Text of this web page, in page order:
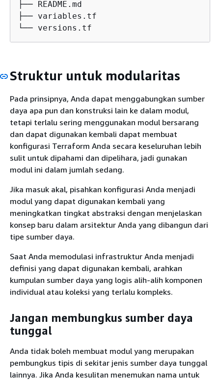
├── README.md
├── variables.tf
└── versions.tf
Struktur untuk modularitas
Pada prinsipnya, Anda dapat menggabungkan sumber
daya apa pun dan konstruksi lain ke dalam modul,
tetapi terlalu sering menggunakan modul bersarang
dan dapat digunakan kembali dapat membuat
konfigurasi Terraform Anda secara keseluruhan lebih
sulit untuk dipahami dan dipelihara, jadi gunakan
modul ini dalam jumlah sedang.
Jika masuk akal, pisahkan konfigurasi Anda menjadi
modul yang dapat digunakan kembali yang
meningkatkan tingkat abstraksi dengan menjelaskan
konsep baru dalam arsitektur Anda yang dibangun dari
tipe sumber daya.
Saat Anda memodulasi infrastruktur Anda menjadi
definisi yang dapat digunakan kembali, arahkan
kumpulan sumber daya yang logis alih-alih komponen
individual atau koleksi yang terlalu kompleks.
Jangan membungkus sumber daya
tunggal
Anda tidak boleh membuat modul yang merupakan
pembungkus tipis di sekitar jenis sumber daya tunggal
lainnya. Jika Anda kesulitan menemukan nama untuk